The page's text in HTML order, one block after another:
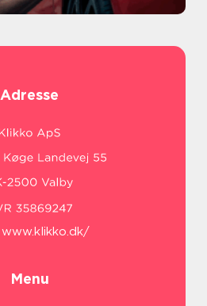
Adresse
www.klikko.dk/
Menu